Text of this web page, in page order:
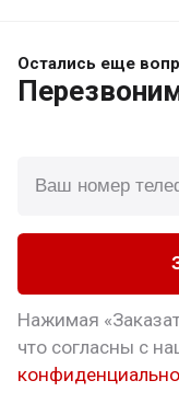
Остались еще
Нажимая
что согласны с